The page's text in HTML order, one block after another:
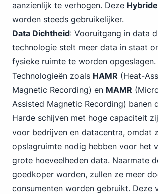
aanzienlijk te verhogen. Deze
worden steeds gebruikelijker.
Data Dichtheid: Vooruitgang in data
technologie stelt meer data in staat
fysieke ruimte te worden opgeslagen.
Technologieën zoals HAMR (Heat-
Magnetic Recording) en MAMR
Assisted Magnetic Recording) banen
Harde schijven met hoge capaciteit
voor bedrijven en datacentra, omdat
opslagruimte nodig hebben voor het
grote hoeveelheden data. Naarmate
goedkoper worden, zullen ze meer
consumenten worden gebruikt. Deze